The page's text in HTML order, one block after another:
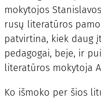
mokytojos
rusų literatūros
patvirtina, kiek daug
pedagogai, beje, ir
literatūros mokytoja
Ko išmoko per šios